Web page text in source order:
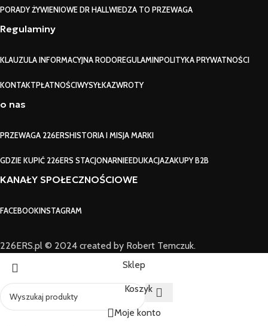
PORADY ŻYWIENIOWE DR HALLWIEDZA TO PRZEWAGA
Regulaminy
KLAUZULA INFORMACYJNA RODOREGULAMINPOLITYKA PRYWATNOŚCI
KONTAKTPŁATNOŚCIWYSYŁKAZWROTY
o nas
PRZEWAGA 226ERSHISTORIA I MISJA MARKI
GDZIE KUPIĆ 226ERS STACJONARNIEEDUKACJAZAKUPY B2B
KANAŁY SPOŁECZNOŚCIOWE
FACEBOOKINSTAGRAM
226ERS.pl © 2024 created by Robert Temczuk.
Sklep
Koszyk
Moje konto